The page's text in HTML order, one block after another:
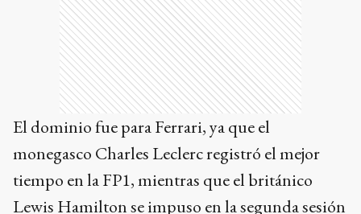
El dominio fue para Ferrari, ya que el
monegasco Charles Leclerc registró el mejor
tiempo en la FP1, mientras que el británico
Lewis Hamilton se impuso en la segunda sesión